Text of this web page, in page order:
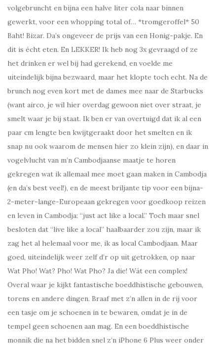
volgebruncht en bijna een halve liter cola naar binnen
gewerkt, voor een whopping total of… *tromgeroffel* 50
Baht! Bizar. Da’s ongeveer de prijs van een Honig-pakje. En
dit is écht eten. En LEKKER! Ik heb nog 3x gevraagd of ze
het drinken er wel bij had gerekend, en voelde me
uiteindelijk bijna bezwaard, maar het klopte toch echt. Na de
brunch nog even kort met de dames mee naar de Starbucks
(want airco, je wil hier overdag gewoon niet over straat, je
smelt waar je bij staat. Ik ben er van overtuigd dat ik al een
paar cm lengte ben kwijtgeraakt door het smelten en ik
snap nu ook waarom de mensen hier zo klein zijn), en daar in
vogelvlucht van m’n Cambodjaanse maatje te horen
gekregen wat ik allemaal mee moet gaan maken in Cambodja
(en da’s best veel!), en de meest briljante tip voor een bijna-
2-meter-lange-Europeaan gekregen voor goedkoop reizen
en leven in Cambodja: “just act like a local.” Toch maar snel
besloten dat “live like a local” haalbaarder zou zijn, maar ik
zag het al helemaal voor me, ik as local Cambodjaan. Maar
goed, uiteindelijk weer zelf d’r op uit getrokken, op naar
Wat Pho! Wat? Pho! Wat Pho? Ja die! Wát een complex!
Overal waar je kijkt fantastische boeddhistische gebouwen,
torens en andere dingen. Braaf met z’n allen in de rij voor
een tasje om je schoenen in te bewaren, omdat je in de
tempel geen schoenen aan mag. En een boeddhistische
monnik die na het bidden snel z’n iPhone 6 Plus weer onder